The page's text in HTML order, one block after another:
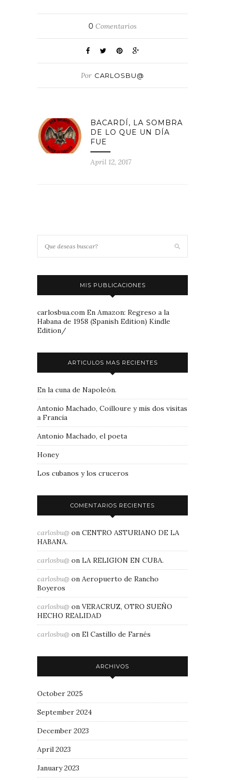
0 Comentarios
Por CARLOSBU@
BACARDÍ, LA SOMBRA
DE LO QUE UN DÍA
FUE
April 12, 2017
MIS PUBLICACIONES
carlosbua.com En Amazon: Regreso a la
Habana de 1958 (Spanish Edition) Kindle
Edition/
ARTICULOS MAS RECIENTES
En la cuna de Napoleón.
Antonio Machado, Coilloure y mis dos visitas
a Francia
Antonio Machado, el poeta
Honey
Los cubanos y los cruceros
COMENTARIOS RECIENTES
carlosbu@ on CENTRO ASTURIANO DE LA
HABANA.
carlosbu@ on LA RELIGION EN CUBA.
carlosbu@ on Aeropuerto de Rancho
Boyeros
carlosbu@ on VERACRUZ, OTRO SUEÑO
HECHO REALIDAD
carlosbu@ on El Castillo de Farnés
ARCHIVOS
October 2025
September 2024
December 2023
April 2023
January 2023